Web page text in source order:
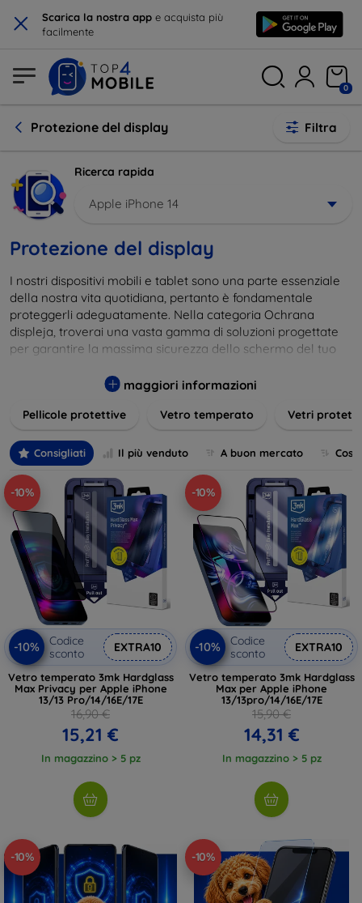
× Scarica la nostra app e acquista più
facilmente
0
Protezione del display Filtra
Ricerca rapida
Apple iPhone 14
Protezione del display
I nostri dispositivi mobili e tablet sono una parte essenziale
della nostra vita quotidiana, pertanto è fondamentale
proteggerli adeguatamente. Nella categoria Ochrana
displeja, troverai una vasta gamma di soluzioni progettate
per garantire la massima sicurezza dello schermo del tuo
temperato, pellicole protettive e custodie con protezione
modelli di smartphone e tablet. Le protezioni per display
impronte, mantenendo allo stesso tempo la trasparenza e
la sensibilità al tocco dello schermo. Scegli la protezione
ideale per le tue esigenze e mantieni il tuo dispositivo come
nuovo più a lungo.
maggiori informazioni
Pellicole protettive Vetro temperato Vetri
Consigliati Il più venduto A buon mercato
-10%
-10%
Codice
sconto
EXTRA10
Vetro temperato 3mk Hardglass
Max Privacy per Apple iPhone
13/13 Pro/14/16E/17E
16,90 €
15,21 €
In magazzino > 5 pz
-10%
-10%
Codice
sconto
EXTRA10
Vetro temperato 3mk Hardglass
Max per Apple iPhone
13/13pro/14/16E/17E
15,90 €
14,31 €
In magazzino > 5 pz
-10% -10%